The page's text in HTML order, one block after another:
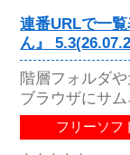
連番URLで一
ん』
階層フォルダ
ブラウザにサ
フリーソフ